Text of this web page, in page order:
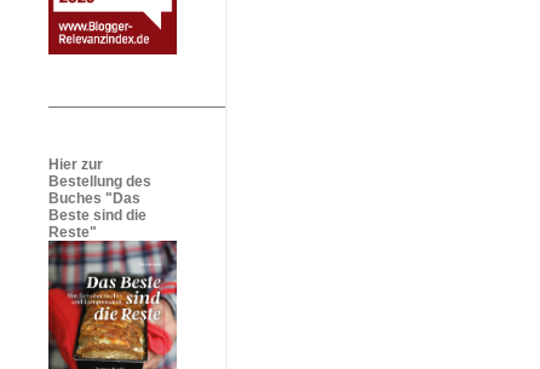
Hier zur
Bestellung des
Buches "Das
Beste sind die
Reste"